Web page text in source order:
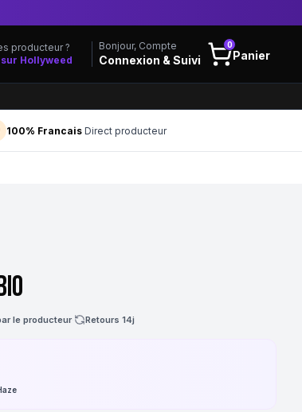
producteur ?
Hollyweed
Bonjour, Compte
Connexion & Suivi
0
Panier
100% Francais Direct producteur
le producteur· Retours 14j